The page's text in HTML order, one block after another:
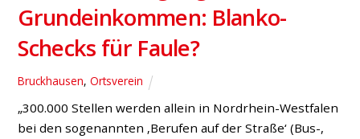
Grundeinkommen: Blanko-
Schecks für Faule?
Bruckhausen,Ortsverein
„300.000 Stellen werden allein in Nordrhein-Westfalen
bei den sogenannten ‚Berufen auf der Straße‘ (Bus-,